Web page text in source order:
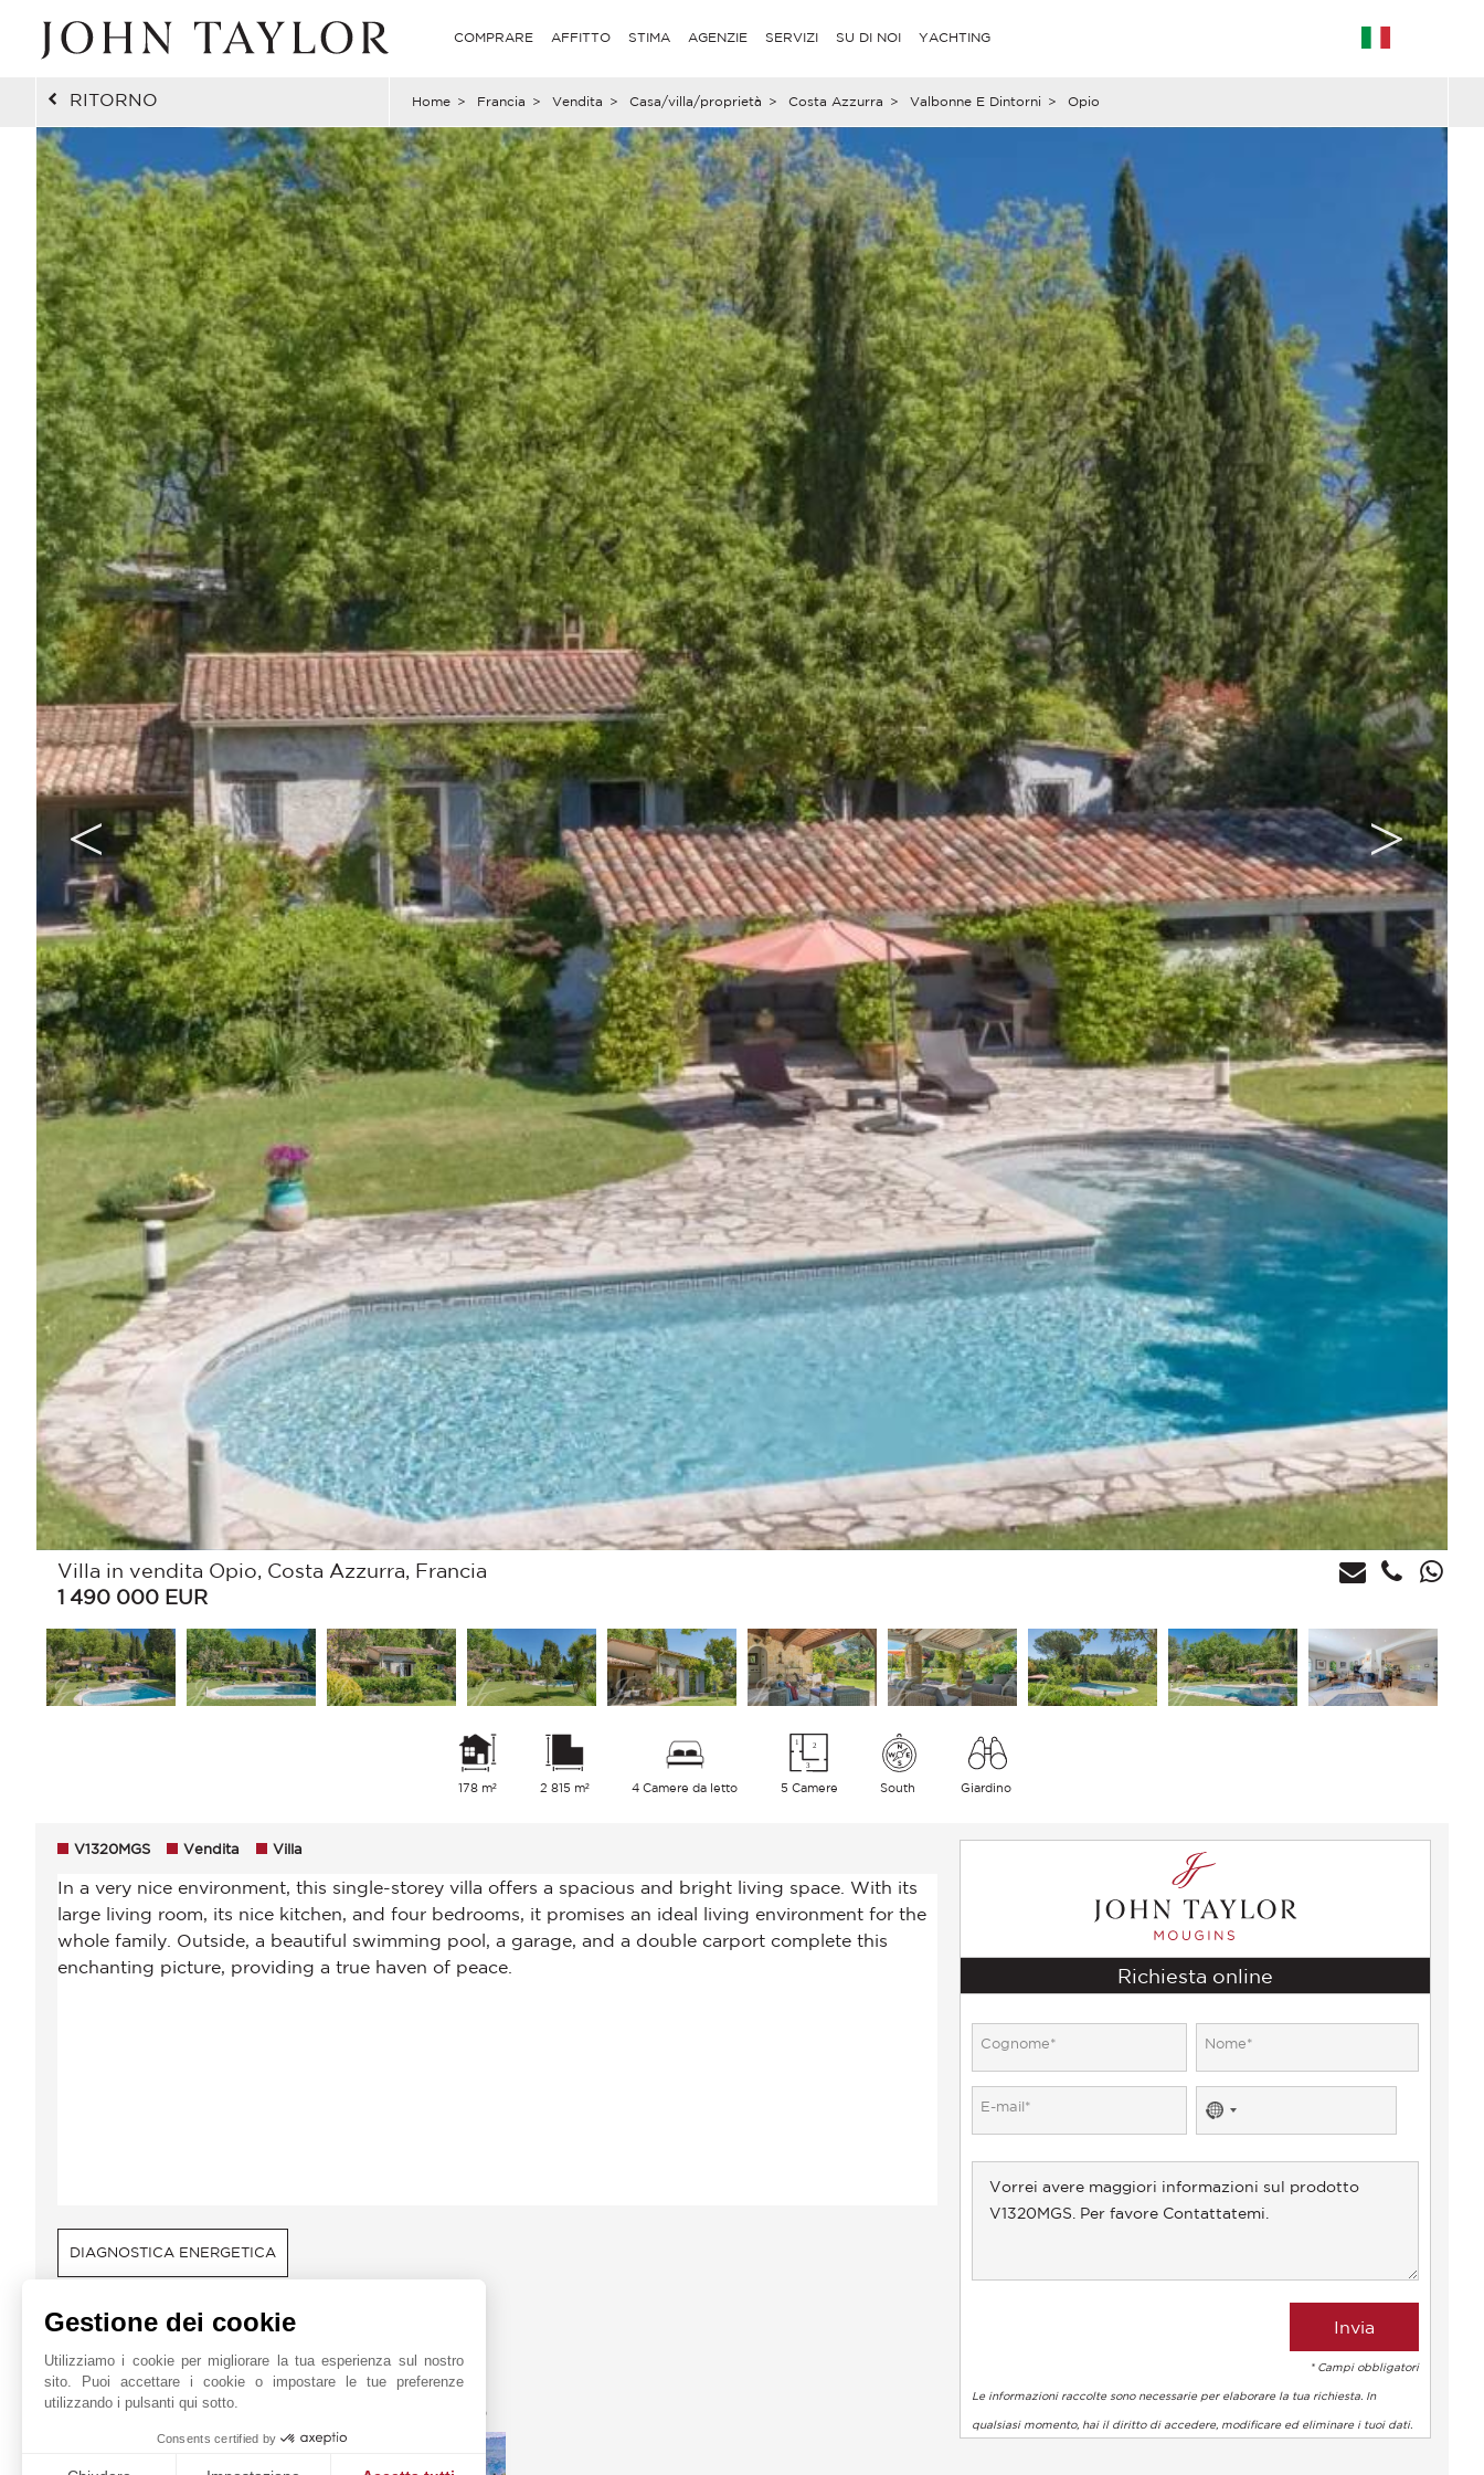
COMPRARE AFFITTO STIMA AGENZIE SERVIZI SU DI NOI YACHTING
RITORNO Home > Francia > Vendita > Casa/villa/proprietà > Costa Azzurra > Valbonne E Dintorni > Opio
Villa in vendita Opio, Costa Azzurra, Francia
1 490 000 EUR
178 m² 2 815 m² 4 Camere da letto 5 Camere South Giardino
V1320MGS Vendita Villa
DIAGNOSTICA ENERGETICA
JOHN TAYLOR MOUGINS
Richiesta online
No
country
selected
* Campi obbligatori
Le informazioni raccolte sono necessarie per elaborare la tua richiesta. In
qualsiasi momento, hai il diritto di accedere, modificare ed eliminare i tuoi dati.
Gestione dei cookie
Utilizziamo i cookie per migliorare la tua esperienza sul nostro
sito. Puoi accettare i cookie o impostare le tue preferenze
utilizzando i pulsanti qui sotto.
Consents certified by